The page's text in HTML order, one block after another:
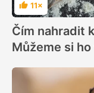
Hodnocení
11×
Čím nahradit
Můžeme si